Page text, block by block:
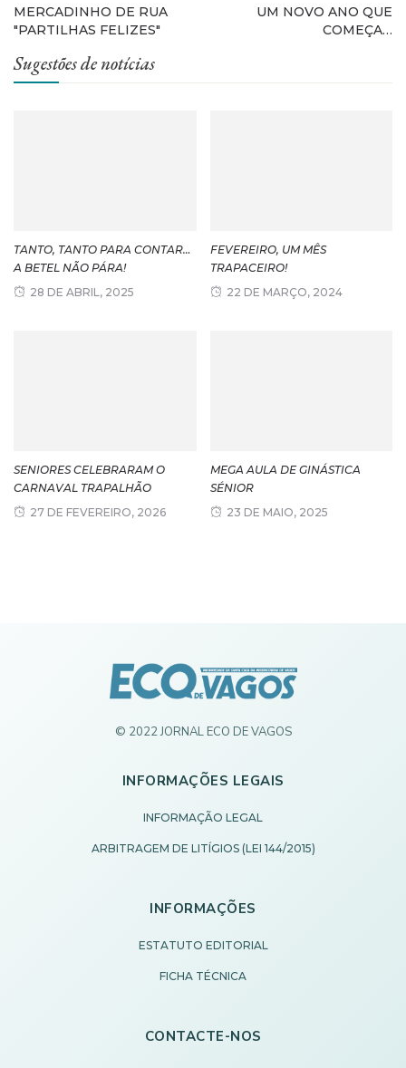
MERCADINHO DE RUA
"PARTILHAS FELIZES"
UM NOVO ANO QUE
COMEÇA…
Sugestões de notícias
TANTO, TANTO PARA CONTAR…
A BETEL NÃO PÁRA!
28 DE ABRIL, 2025
FEVEREIRO, UM MÊS
TRAPACEIRO!
22 DE MARÇO, 2024
SENIORES CELEBRARAM O
CARNAVAL TRAPALHÃO
27 DE FEVEREIRO, 2026
MEGA AULA DE GINÁSTICA
SÉNIOR
23 DE MAIO, 2025
© 2022 JORNAL ECO DE VAGOS
INFORMAÇÕES LEGAIS
INFORMAÇÃO LEGAL
ARBITRAGEM DE LITÍGIOS (LEI 144/2015)
INFORMAÇÕES
ESTATUTO EDITORIAL
FICHA TÉCNICA
CONTACTE-NOS